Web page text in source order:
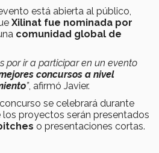
está abierta al público,
Xilinat fue nominada por
comunidad global de
por ir a participar en un evento
concursos a nivel
”, afirmó Javier.
se celebrará durante
los proyectos serán presentados
o presentaciones cortas.